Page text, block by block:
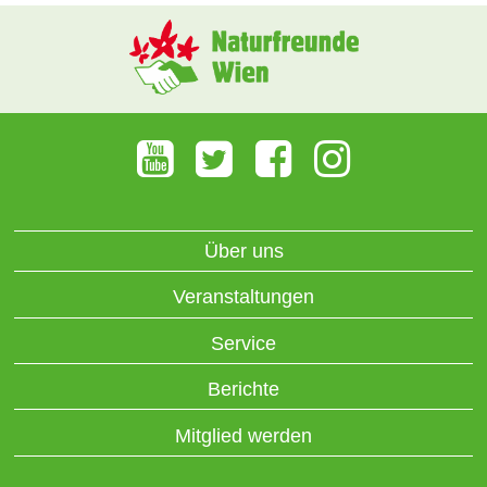
Über uns
Veranstaltungen
Service
Berichte
Mitglied werden